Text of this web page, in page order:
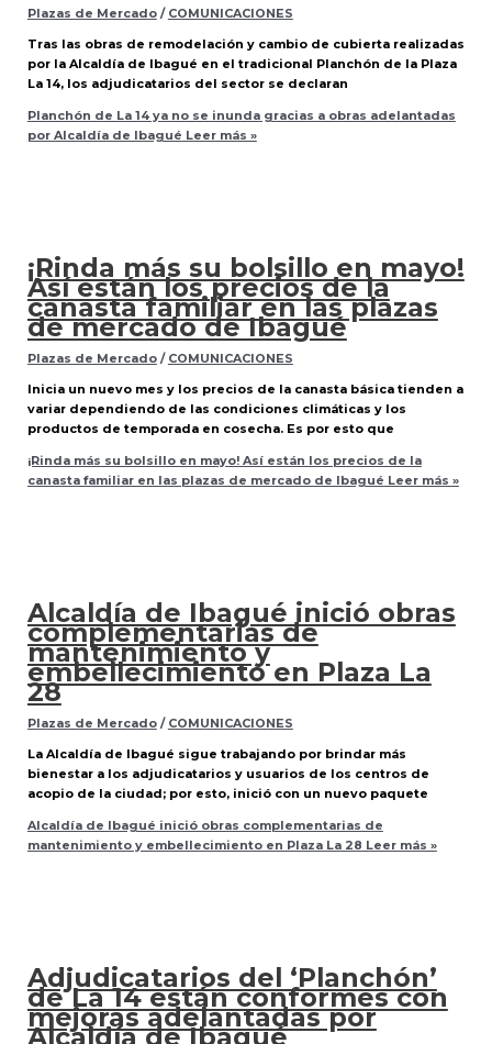
Plazas de Mercado/ COMUNICACIONES
Tras las obras de remodelación y cambio de cubierta realizadas
por la Alcaldía de Ibagué en el tradicional Planchón de la Plaza
La 14, los adjudicatarios del sector se declaran
Planchón de La 14 ya no se inunda gracias a obras adelantadas
por Alcaldía de Ibagué Leer más »
¡Rinda más su bolsillo en mayo!
Así están los precios de la
canasta familiar en las plazas
de mercado de Ibagué
Plazas de Mercado/ COMUNICACIONES
Inicia un nuevo mes y los precios de la canasta básica tienden a
variar dependiendo de las condiciones climáticas y los
productos de temporada en cosecha. Es por esto que
¡Rinda más su bolsillo en mayo! Así están los precios de la
canasta familiar en las plazas de mercado de Ibagué Leer más »
Alcaldía de Ibagué inició obras
complementarias de
mantenimiento y
embellecimiento en Plaza La
28
Plazas de Mercado/ COMUNICACIONES
La Alcaldía de Ibagué sigue trabajando por brindar más
bienestar a los adjudicatarios y usuarios de los centros de
acopio de la ciudad; por esto, inició con un nuevo paquete
Alcaldía de Ibagué inició obras complementarias de
mantenimiento y embellecimiento en Plaza La 28 Leer más »
Adjudicatarios del ‘Planchón’
de La 14 están conformes con
mejoras adelantadas por
Alcaldía de Ibagué